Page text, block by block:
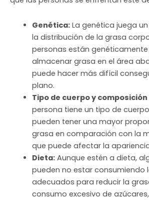
Genética:La genética juega
la distribución de la grasa
personas están
almacenar grasa en el área
puede hacer más difícil
plano.
Tipo de cuerpo y
persona tiene un tipo de
pueden tener una mayor
grasa en comparación con la
que puede afectar la
Dieta:Aunque estén a dieta,
pueden no estar consumiendo
adecuados para reducir la
consumo excesivo de